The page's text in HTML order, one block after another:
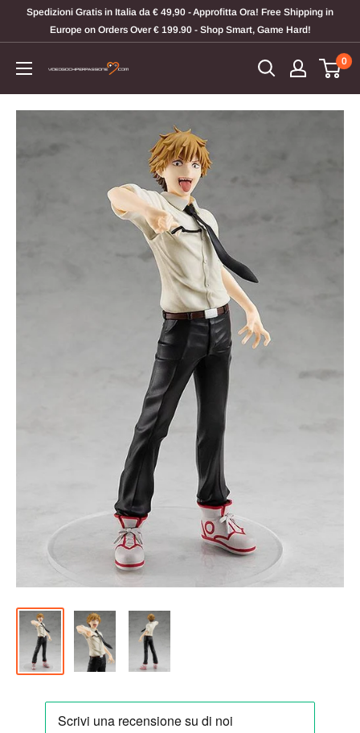
Spedizioni Gratis in Italia da € 49,90 - Approfitta Ora! Free Shipping in
Europe on Orders Over € 199.90 - Shop Smart, Game Hard!
Videogiochi
Per
Passione
0